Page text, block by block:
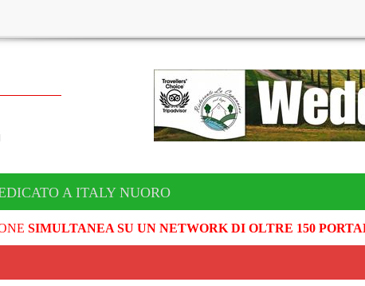
A ITALY NUORO
SIMULTANEA SU UN NETWORK DI OLTRE 150